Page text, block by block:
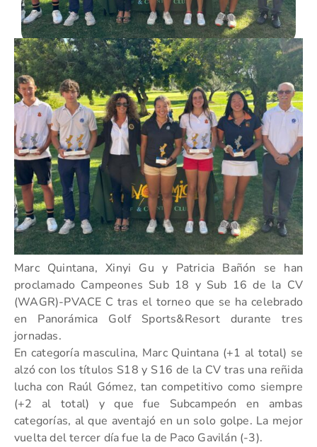
Marc Quintana, Xinyi Gu y Patricia Bañón se han
proclamado Campeones Sub 18 y Sub 16 de la CV
(WAGR)-PVACE C tras el torneo que se ha celebrado
en Panorámica Golf Sports&Resort durante tres
jornadas.
En categoría masculina, Marc Quintana (+1 al total) se
alzó con los títulos S18 y S16 de la CV tras una reñida
lucha con Raúl Gómez, tan competitivo como siempre
(+2 al total) y que fue Subcampeón en ambas
categorías, al que aventajó en un solo golpe. La mejor
vuelta del tercer día fue la de Paco Gavilán (-3).